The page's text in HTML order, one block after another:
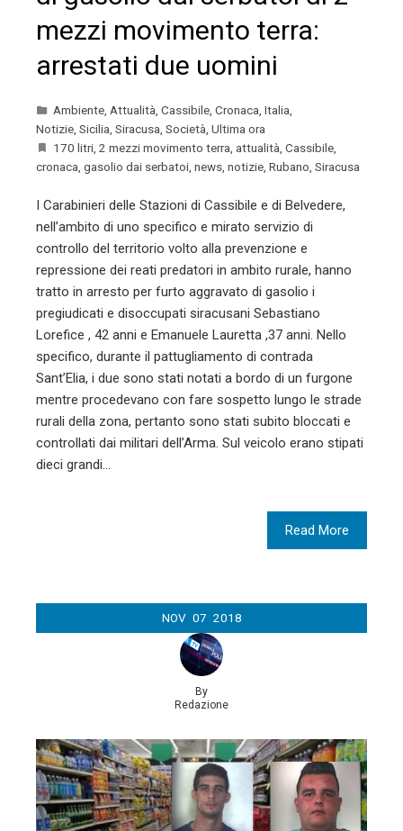
mezzi movimento terra:
arrestati due uomini
Ambiente Attualità Cassibile Cronaca Italia
Notizie Sicilia Siracusa Società Ultima ora
170 litri 2 mezzi movimento terra attualità Cassibile
cronaca gasolio dai serbatoi news notizie Rubano Siracusa
I Carabinieri delle Stazioni di Cassibile e di Belvedere,
nell’ambito di uno specifico e mirato servizio di
controllo del territorio volto alla prevenzione e
repressione dei reati predatori in ambito rurale, hanno
tratto in arresto per furto aggravato di gasolio i
pregiudicati e disoccupati siracusani Sebastiano
Lorefice , 42 anni e Emanuele Lauretta ,37 anni. Nello
specifico, durante il pattugliamento di contrada
Sant’Elia, i due sono stati notati a bordo di un furgone
mentre procedevano con fare sospetto lungo le strade
rurali della zona, pertanto sono stati subito bloccati e
controllati dai militari dell’Arma. Sul veicolo erano stipati
dieci grandi…
Read More
NOV 07 2018
By
Redazione